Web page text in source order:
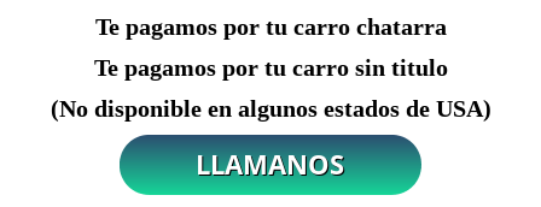
Te pagamos por tu carro chatarra
Te pagamos por tu carro sin titulo
(No disponible en algunos estados de USA)